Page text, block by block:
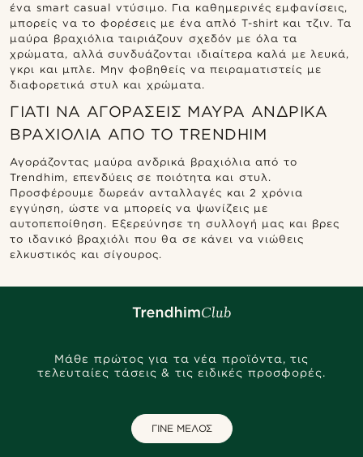
ένα smart casual ντύσιμο. Για καθημερινές εμφανίσεις,
μπορείς να το φορέσεις με ένα απλό T-shirt και τζιν. Τα
μαύρα βραχιόλια ταιριάζουν σχεδόν με όλα τα
χρώματα, αλλά συνδυάζονται ιδιαίτερα καλά με λευκά,
γκρι και μπλε. Μην φοβηθείς να πειραματιστείς με
διαφορετικά στυλ και χρώματα.
ΓΙΑΤΊ ΝΑ ΑΓΟΡΆΣΕΙΣ ΜΑΎΡΑ ΑΝΔΡΙΚΆ
ΒΡΑΧΙΌΛΙΑ ΑΠΌ ΤΟ TRENDHIM
Αγοράζοντας μαύρα ανδρικά βραχιόλια από το
Trendhim, επενδύεις σε ποιότητα και στυλ.
Προσφέρουμε δωρεάν ανταλλαγές και 2 χρόνια
εγγύηση, ώστε να μπορείς να ψωνίζεις με
αυτοπεποίθηση. Εξερεύνησε τη συλλογή μας και βρες
το ιδανικό βραχιόλι που θα σε κάνει να νιώθεις
ελκυστικός και σίγουρος.
Μάθε πρώτος για τα νέα προϊόντα, τις
τελευταίες τάσεις & τις ειδικές προσφορές.
ΓΙΝΕ ΜΕΛΟΣ